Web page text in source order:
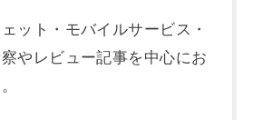
ット・モバイルサービス・
やレビュー記事を中心にお